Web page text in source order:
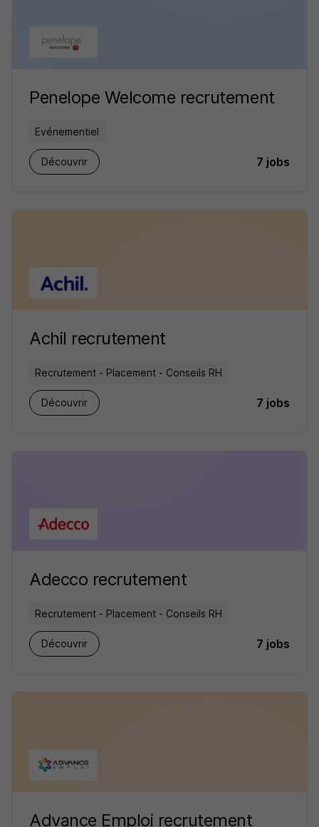
Penelope Welcome recrutement
Evénementiel
Découvrir 7 jobs
Achil recrutement
Recrutement - Placement - Conseils RH
Découvrir 7 jobs
Adecco recrutement
Recrutement - Placement - Conseils RH
Découvrir 7 jobs
Advance Emploi recrutement